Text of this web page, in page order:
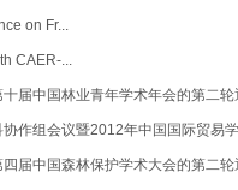
on Fr...
CAER-...
届中国林业青年学术年会的第二轮
作组会议暨2012年中国国际贸易
届中国森林保护学术大会的第二轮